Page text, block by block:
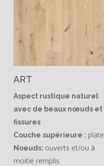
ART
Aspect rustique naturel
avec de beaux nœuds et
fissures
Couche supérieure : plate
Noeuds: ouverts et/ou à
moitié remplis